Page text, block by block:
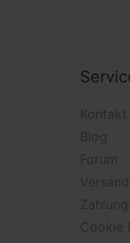
Kontakt
Blog
Forum
Cookie